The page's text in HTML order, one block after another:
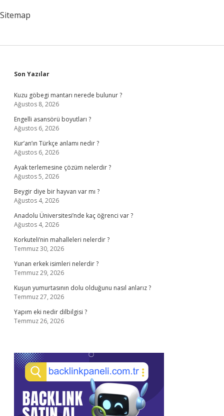
Sitemap
Sidebar
Son Yazılar
Kuzu göbegi mantarı nerede bulunur ?
Ağustos 8, 2026
Engelli asansörü boyutları ?
Ağustos 6, 2026
Kur’an’ın Türkçe anlamı nedir ?
Ağustos 6, 2026
Ayak terlemesine çözüm nelerdir ?
Ağustos 5, 2026
Beygir diye bir hayvan var mı ?
Ağustos 4, 2026
Anadolu Üniversitesi’nde kaç öğrenci var ?
Ağustos 4, 2026
Korkuteli’nin mahalleleri nelerdir ?
Temmuz 30, 2026
Yunan erkek isimleri nelerdir ?
Temmuz 29, 2026
Kuşun yumurtasının dolu olduğunu nasıl anlarız ?
Temmuz 27, 2026
Yapım eki nedir dilbilgisi ?
Temmuz 26, 2026